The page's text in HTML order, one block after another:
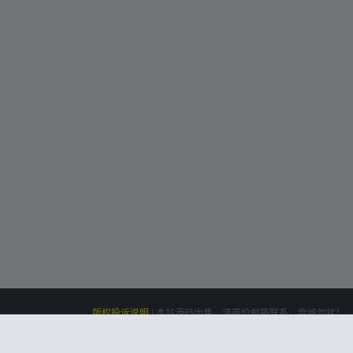
版权投诉说明|本站源码出售，请带价邮箱联系，非诚勿扰！